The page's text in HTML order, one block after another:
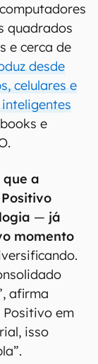
quadrados
e cerca de
desde
celulares e
e
a
— já
momento
afirma
em
isso